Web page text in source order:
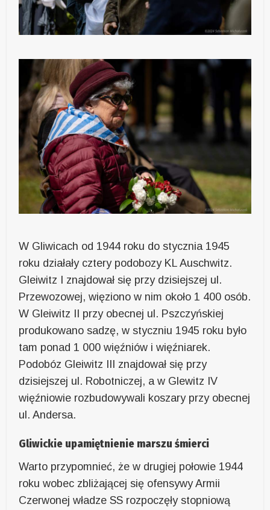
W Gliwicach od 1944 roku do stycznia 1945
roku działały cztery podobozy KL Auschwitz.
Gleiwitz I znajdował się przy dzisiejszej ul.
Przewozowej, więziono w nim około 1 400 osób.
W Gleiwitz II przy obecnej ul. Pszczyńskiej
produkowano sadzę, w styczniu 1945 roku było
tam ponad 1 000 więźniów i więźniarek.
Podobóz Gleiwitz III znajdował się przy
dzisiejszej ul. Robotniczej, a w Glewitz IV
więźniowie rozbudowywali koszary przy obecnej
ul. Andersa.
Gliwickie upamiętnienie marszu śmierci
Warto przypomnieć, że w drugiej połowie 1944
roku wobec zbliżającej się ofensywy Armii
Czerwonej władze SS rozpoczęły stopniową